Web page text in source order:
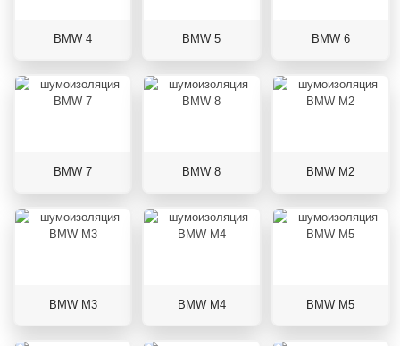
BMW 4 BMW 5 BMW 6
BMW 7 BMW 8 BMW M2
BMW M3 BMW M4 BMW M5